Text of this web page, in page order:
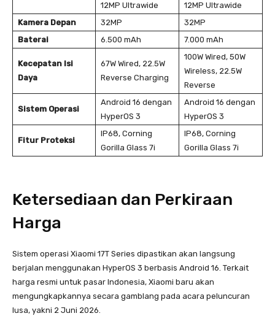
12MP Ultrawide
12MP Ultrawide
Kamera Depan
32MP
32MP
Baterai
6.500 mAh 7.000 mAh
Kecepatan Isi
Daya
67W Wired, 22.5W
Reverse Charging
100W Wired, 50W
Wireless, 22.5W
Reverse
Sistem Operasi
Android 16 dengan
HyperOS 3
Android 16 dengan
HyperOS 3
Fitur Proteksi
IP68, Corning
Gorilla Glass 7i
IP68, Corning
Gorilla Glass 7i
Ketersediaan dan Perkiraan
Harga
Sistem operasi Xiaomi 17T Series dipastikan akan langsung
berjalan menggunakan HyperOS 3 berbasis Android 16. Terkait
harga resmi untuk pasar Indonesia, Xiaomi baru akan
mengungkapkannya secara gamblang pada acara peluncuran
lusa, yakni 2 Juni 2026.